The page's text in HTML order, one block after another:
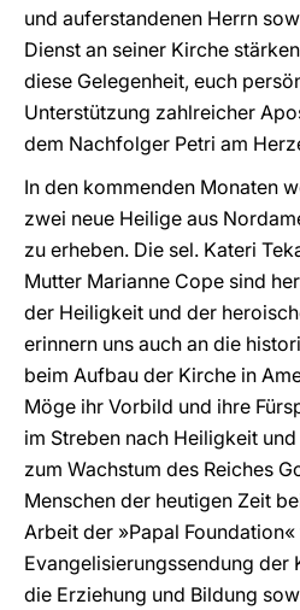
und auferstandenen Herrn
Dienst an seiner Kirche
diese Gelegenheit, euch
Unterstützung zahlreicher
dem Nachfolger Petri am
In den kommenden Monaten
zwei neue Heilige aus
zu erheben. Die sel. Kateri
Mutter Marianne Cope sind
der Heiligkeit und der
erinnern uns auch an die
beim Aufbau der Kirche in
Möge ihr Vorbild und ihre
im Streben nach Heiligkeit
zum Wachstum des Reiches
Menschen der heutigen Zeit
Arbeit der »Papal
Evangelisierungssendung der
die Erziehung und Bildung